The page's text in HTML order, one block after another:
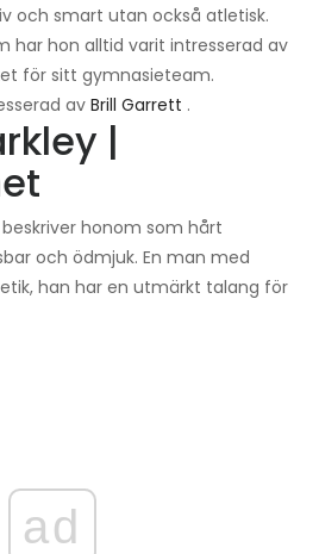
och smart utan också atletisk.
har hon alltid varit intresserad av
för sitt gymnasieteam.
av Brill Garrett .
|
honom som hårt
och ödmjuk. En man med
han har en utmärkt talang för
ad